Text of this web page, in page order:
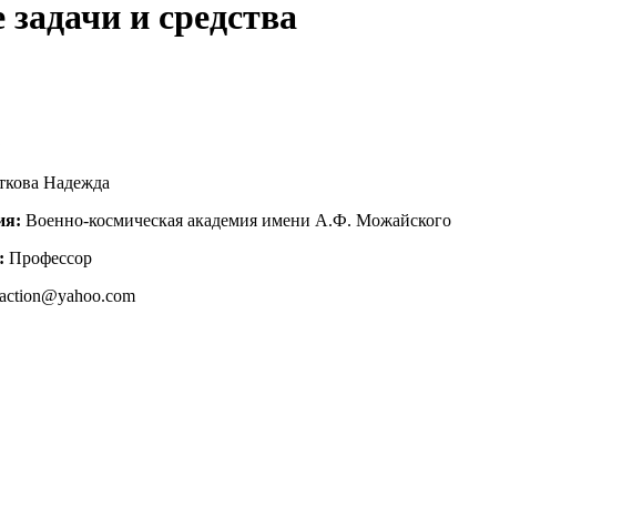
и средства
Надежда
Военно-космическая академия имени А.Ф. Можайского
Профессор